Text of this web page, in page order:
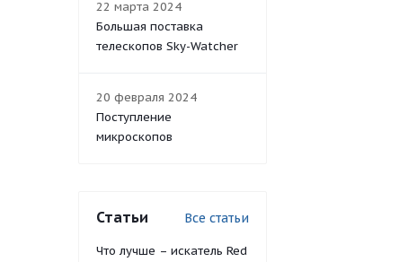
22 марта 2024
Большая поставка
телескопов Sky-Watcher
20 февраля 2024
Поступление
микроскопов
Статьи Все статьи
Что лучше – искатель Red